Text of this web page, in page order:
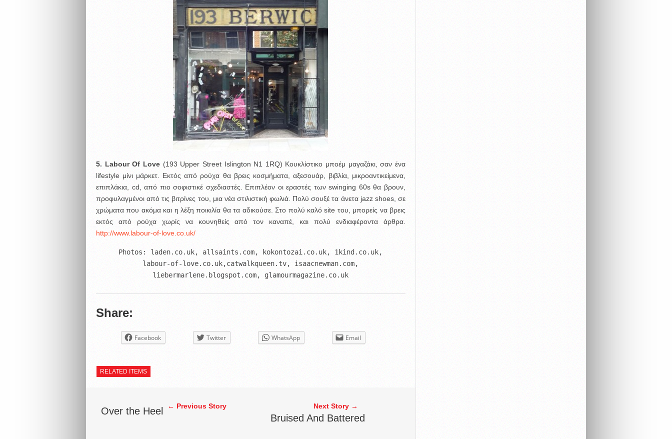
5. LabourOf Love(193 Upper Street Islington N1 1RQ) Κουκλίστικο μποέμ μαγαζάκι, σαν ένα
lifestyle μίνι μάρκετ. Εκτός από ρούχα θα βρεις κοσμήματα, αξεσουάρ, βιβλία, μικροαντικείμενα,
επιπλάκια, cd, από πιο σοφιστικέ σχεδιαστές. Επιπλέον οι εραστές των swinging 60s θα βρουν,
προφυλαγμένοι από τις βιτρίνες του, μια νέα στιλιστική φωλιά. Πολύ σουξέ τα άνετα jazz shoes, σε
χρώματα που ακόμα και η λέξη ποικιλία θα τα αδικούσε. Στο πολύ καλό site του, μπορείς να βρεις
εκτός από ρούχα χωρίς να κουνηθείς από τον καναπέ, και πολύ ενδιαφέροντα άρθρα.
http://www.labour-of-love.co.uk/
Photos: laden.co.uk, allsaints.com, kokontozai.co.uk, 1kind.co.uk,
labour-of-love.co.uk,catwalkqueen.tv, isaacnewman.com,
liebermarlene.blogspot.com, glamourmagazine.co.uk
Share:
Facebook Twitter WhatsApp Email
RELATED ITEMS
← Previous Story
Over the Heel Next Story →
Bruised And Battered